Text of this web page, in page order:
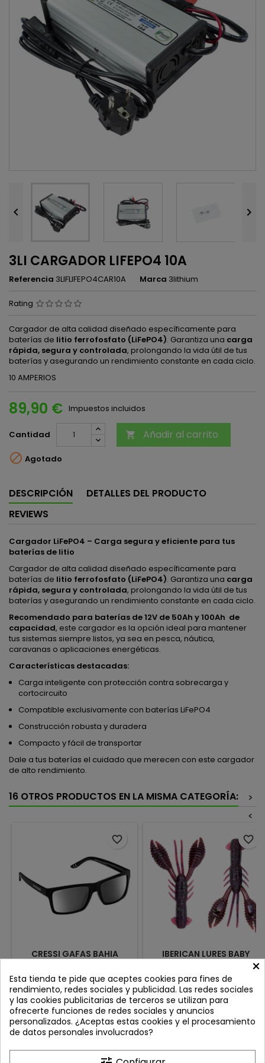
 
3LI CARGADOR LIFEPO4 10A
Referencia 3LIFLIFEPO4CAR10A Marca 3lithium
Rating
Cargador de alta calidad diseñado específicamente para
baterías de litio ferrofosfato (LiFePO4). Garantiza una carga
rápida, segura y controlada, prolongando la vida útil de tus
baterías y asegurando un rendimiento constante en cada ciclo.
10 AMPERIOS
89,90 € Impuestos incluidos
Cantidad  Añadir al carrito
 Agotado
DESCRIPCIÓN
DETALLES DEL PRODUCTO
REVIEWS
Cargador LiFePO4 – Carga segura y eficiente para tus
baterías de litio
Cargador de alta calidad diseñado específicamente para
baterías de litio ferrofosfato (LiFePO4). Garantiza una carga
rápida, segura y controlada, prolongando la vida útil de tus
baterías y asegurando un rendimiento constante en cada ciclo.
Recomendado para baterías de 12V de 50Ah y 100Ah de
capacidad, este cargador es la opción ideal para mantener
tus sistemas siempre listos, ya sea en pesca, náutica,
caravanas o aplicaciones energéticas.
Características destacadas:
Carga inteligente con protección contra sobrecarga y
cortocircuito
Compatible exclusivamente con baterías LiFePO4
Construcción robusta y duradera
Compacto y fácil de transportar
Dale a tus baterías el cuidado que merecen con este cargador
de alto rendimiento.
16 OTROS PRODUCTOS EN LA MISMA CATEGORÍA:
>
<
CRESSI GAFAS BAHIA
FLOATING POLARIZADA
NEGRO LENTE ESPEJO
Review(s):0
Gafas de Sol Cressi Bahia
FLOATING Diseñadas para
ofrecer comodidad, estilo y
protección en todas tus
aventuras al aire libre.
Cristales de alta calidad:
Precio
25,95 €
 Añadir al carrito
favorite_border
IBERICAN LURES BABY
FIGHTER KRAB 3'' PLUM
CHAMELEONReview(s):
🦞 Iberican Lures Baby Fighter
Krab 3”El nuevo Baby Fighter
Krab 3” está diseñado para
imitar de manera realista a
grandes depredadores. Su
Precio
8,50 €
favorite_border
×
Esta tienda te pide que aceptes cookies para fines de
rendimiento, redes sociales y publicidad. Las redes sociales
y las cookies publicitarias de terceros se utilizan para
ofrecerte funciones de redes sociales y anuncios
personalizados. ¿Aceptas estas cookies y el procesamiento
de datos personales involucrados?